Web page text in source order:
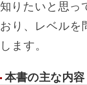
知りたいと思っ
おり、レベルを
します。
本書の主な内容